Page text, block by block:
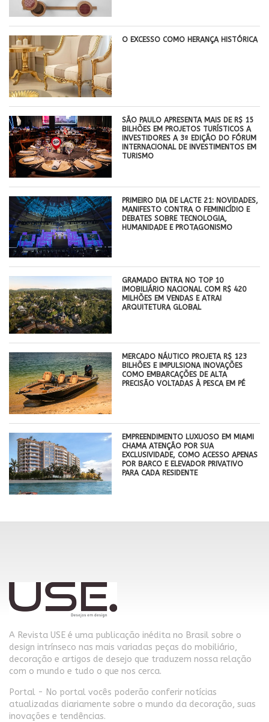
O EXCESSO COMO HERANÇA HISTÓRICA
SÃO PAULO APRESENTA MAIS DE R$ 15
BILHÕES EM PROJETOS TURÍSTICOS A
INVESTIDORES A 3ª EDIÇÃO DO FÓRUM
INTERNACIONAL DE INVESTIMENTOS EM
TURISMO
PRIMEIRO DIA DE LACTE 21: NOVIDADES,
MANIFESTO CONTRA O FEMINICÍDIO E
DEBATES SOBRE TECNOLOGIA,
HUMANIDADE E PROTAGONISMO
GRAMADO ENTRA NO TOP 10
IMOBILIÁRIO NACIONAL COM R$ 420
MILHÕES EM VENDAS E ATRAI
ARQUITETURA GLOBAL
MERCADO NÁUTICO PROJETA R$ 123
BILHÕES E IMPULSIONA INOVAÇÕES
COMO EMBARCAÇÕES DE ALTA
PRECISÃO VOLTADAS À PESCA EM PÉ
EMPREENDIMENTO LUXUOSO EM MIAMI
CHAMA ATENÇÃO POR SUA
EXCLUSIVIDADE, COMO ACESSO APENAS
POR BARCO E ELEVADOR PRIVATIVO
PARA CADA RESIDENTE
A Revista USE é uma publicação inédita no Brasil sobre o
design intrínseco nas mais variadas peças do mobiliário,
decoração e artigos de desejo que traduzem nossa relação
com o mundo e tudo o que nos cerca.
Portal - No portal vocês poderão conferir notícias
atualizadas diariamente sobre o mundo da decoração, suas
inovações e tendências.